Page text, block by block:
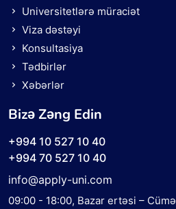
Universitetlərə müraciət
Viza dəstəyi
Konsultasiya
Tədbirlər
Xəbərlər
Bizə Zəng Edin
+994 10 527 10 40
+994 70 527 10 40
info@apply-uni.com
09:00 - 18:00, Bazar ertəsi – Cümə